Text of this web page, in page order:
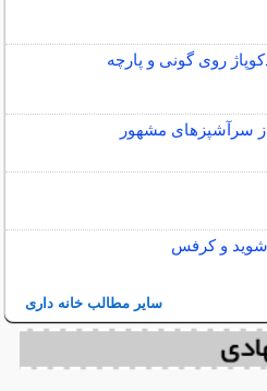
روی گونی و پارچه
سرآشپزهای مشهور
شوید و کرفس
سایر مطالب خانه داری